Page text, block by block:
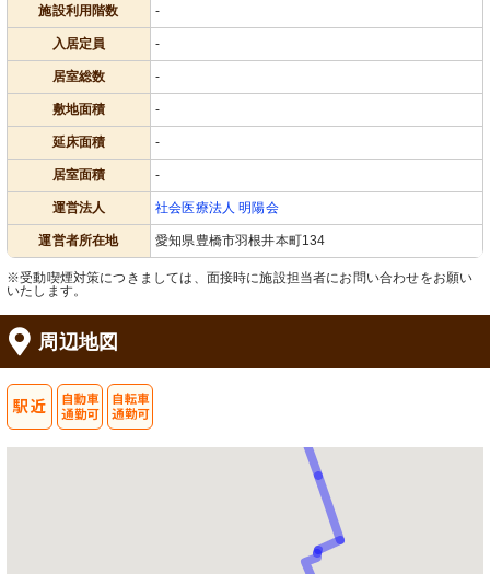
施設利用階数 -
入居定員 -
居室総数 -
敷地面積 -
延床面積 -
居室面積 -
運営法人 社会医療法人 明陽会
運営者所在地 愛知県豊橋市羽根井本町134
※受動喫煙対策につきましては、面接時に施設担当者にお問い合わせをお願い
いたします。
周辺地図